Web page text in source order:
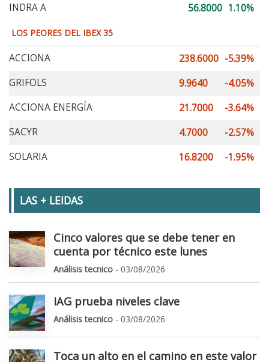
INDRA A
56.8000 1.10%
LOS PEORES DEL IBEX 35
ACCIONA 238.6000 -5.39%
GRIFOLS
9.9640
-4.05%
ACCIONA ENERGÍA
21.7000
-3.64%
SACYR
4.7000
-2.57%
SOLARIA
16.8200 -1.95%
LAS + LEIDAS
Cinco valores que se debe tener en
cuenta por técnico este lunes
Análisis tecnico - 03/08/2026
IAG prueba niveles clave
Análisis tecnico - 03/08/2026
Toca un alto en el camino en este valor